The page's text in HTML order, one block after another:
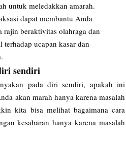
untuk meledakkan amarah.
dapat membantu Anda
beraktivitas olahraga dan
ucapan kasar dan
sendiri
pada diri sendiri, apakah ini
akan marah hanya karena masalah
kita bisa melihat bagaimana cara
kesabaran hanya karena masalah